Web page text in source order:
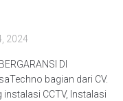
2024
DI
bagian dari CV.
CCTV, Instalasi